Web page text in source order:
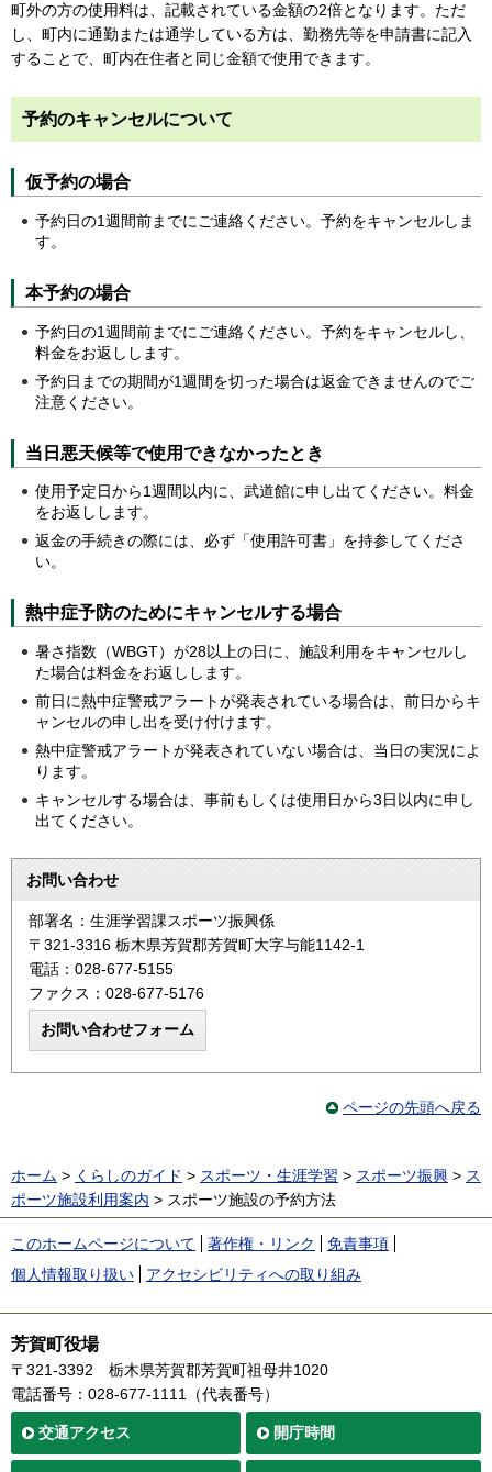
町外の方の使用料は、記載されている金額の2倍となります。ただ
し、町内に通勤または通学している方は、勤務先等を申請書に記入
することで、町内在住者と同じ金額で使用できます。
予約のキャンセルについて
仮予約の場合
予約日の1週間前までにご連絡ください。予約をキャンセルしま
す。
本予約の場合
予約日の1週間前までにご連絡ください。予約をキャンセルし、
料金をお返しします。
予約日までの期間が1週間を切った場合は返金できませんのでご
注意ください。
当日悪天候等で使用できなかったとき
使用予定日から1週間以内に、武道館に申し出てください。料金
をお返しします。
返金の手続きの際には、必ず「使用許可書」を持参してくださ
い。
熱中症予防のためにキャンセルする場合
暑さ指数（WBGT）が28以上の日に、施設利用をキャンセルし
た場合は料金をお返しします。
前日に熱中症警戒アラートが発表されている場合は、前日からキ
ャンセルの申し出を受け付けます。
熱中症警戒アラートが発表されていない場合は、当日の実況によ
ります。
キャンセルする場合は、事前もしくは使用日から3日以内に申し
出てください。
お問い合わせ
部署名：生涯学習課スポーツ振興係
〒321-3316 栃木県芳賀郡芳賀町大字与能1142-1
電話：028-677-5155
ファクス：028-677-5176
ページの先頭へ戻る
ホーム > くらしのガイド > スポーツ・生涯学習 > スポーツ振興 > ス
ポーツ施設利用案内 > スポーツ施設の予約方法
このホームページについて 著作権・リンク
免責事項
個人情報取り扱い
アクセシビリティへの取り組み
芳賀町役場
〒321-3392
栃木県芳賀郡芳賀町祖母井1020
電話番号：028-677-1111（代表番号）
交通アクセス 開庁時間